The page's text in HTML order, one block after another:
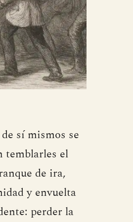
sí mismos se
temblarles el
de ira,
y envuelta
perder la